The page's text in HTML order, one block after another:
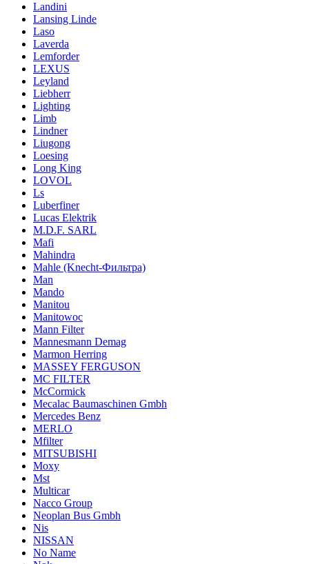
Landini
Lansing Linde
Laso
Laverda
Lemforder
LEXUS
Leyland
Liebherr
Lighting
Limb
Lindner
Liugong
Loesing
Long King
LOVOL
Ls
Luberfiner
Lucas Elektrik
M.D.F. SARL
Mafi
Mahindra
Mahle (Knecht-Фильтра)
Man
Mando
Manitou
Manitowoc
Mann Filter
Mannesmann Demag
Marmon Herring
MASSEY FERGUSON
MC FILTER
McCormick
Mecalac Baumaschinen Gmbh
Mercedes Benz
MERLO
Mfilter
MITSUBISHI
Moxy
Mst
Multicar
Nacco Group
Neoplan Bus Gmbh
Nis
NISSAN
No Name